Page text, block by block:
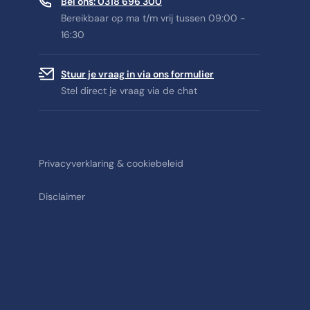
Bereikbaar op ma t/m vrij tussen 09:00 -
16:30
Stuur je vraag in via ons formulier
Stel direct je vraag via de chat
Privacyverklaring & cookiebeleid
Disclaimer